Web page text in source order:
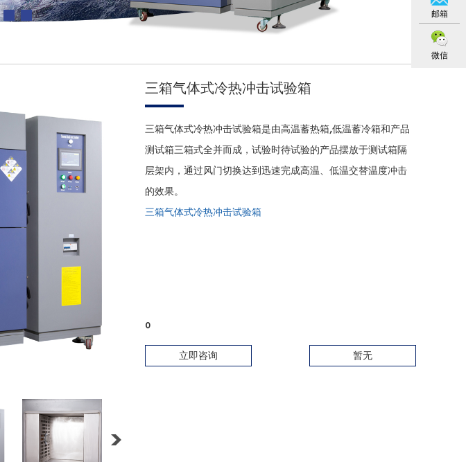
三箱气体式冷热冲击试验箱
三箱气体式冷热冲击试验箱是由高温蓄热箱,低温蓄冷箱和产品
测试箱三箱式全并而成，试验时待试验的产品摆放于测试箱隔
层架内，通过风门切换达到迅速完成高温、低温交替温度冲击
的效果。
三箱气体式冷热冲击试验箱
0
立即咨询 暂无
邮箱
微信